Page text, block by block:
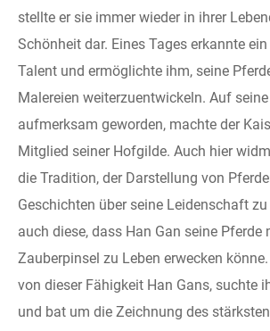
stellte er sie immer wieder in ihrer
Schönheit dar. Eines Tages erkannte
Talent und ermöglichte ihm, seine
Malereien weiterzuentwickeln. Auf
aufmerksam geworden, machte der
Mitglied seiner Hofgilde. Auch hier
die Tradition, der Darstellung von
Geschichten über seine Leidenschaft
auch diese, dass Han Gan seine Pferde
Zauberpinsel zu Leben erwecken
von dieser Fähigkeit Han Gans, suchte
und bat um die Zeichnung des